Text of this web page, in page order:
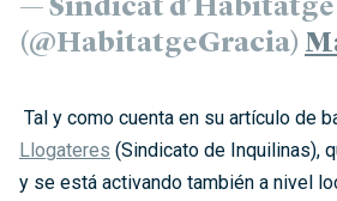
— Sindicat d’Habitatge
(@HabitatgeGracia)
Tal y como cuenta en su artículo de
Llogateres (Sindicato de Inquilinas),
y se está activando también a nivel